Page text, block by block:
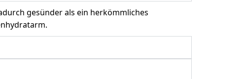
gesünder als ein herkömmliches